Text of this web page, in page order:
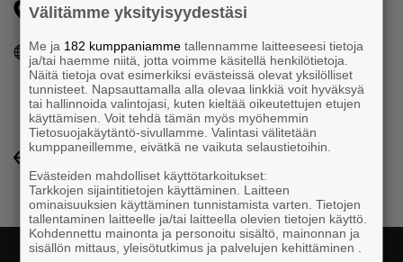
Niskapietiläntie 17 55910 IMATRA
http://rautionkulma.com
Yrityshakemisto-listaukseen
Välitämme yksityisyydestäsi
Me ja 182 kumppaniamme tallennamme laitteeseesi tietoja
ja/tai haemme niitä, jotta voimme käsitellä henkilötietoja.
Näitä tietoja ovat esimerkiksi evästeissä olevat yksilölliset
tunnisteet. Napsauttamalla alla olevaa linkkiä voit hyväksyä
tai hallinnoida valintojasi, kuten kieltää oikeutettujen etujen
käyttämisen. Voit tehdä tämän myös myöhemmin
Tietosuojakäytäntö-sivullamme. Valintasi välitetään
kumppaneillemme, eivätkä ne vaikuta selaustietoihin.
Evästeiden mahdolliset käyttötarkoitukset:
Tarkkojen sijaintitietojen käyttäminen. Laitteen
ominaisuuksien käyttäminen tunnistamista varten. Tietojen
tallentaminen laitteelle ja/tai laitteella olevien tietojen käyttö.
Kohdennettu mainonta ja personoitu sisältö, mainonnan ja
sisällön mittaus, yleisötutkimus ja palvelujen kehittäminen .